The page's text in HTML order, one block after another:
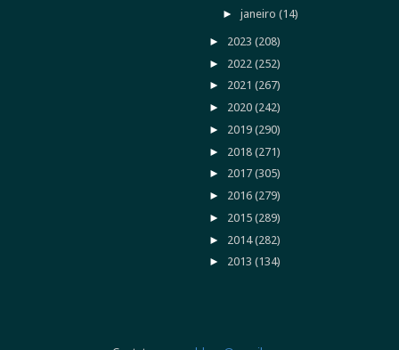
►janeiro(14)
► 2023 (208)
► 2022 (252)
► 2021 (267)
► 2020 (242)
► 2019 (290)
► 2018 (271)
► 2017 (305)
► 2016 (279)
► 2015 (289)
► 2014(282)
► 2013 (134)